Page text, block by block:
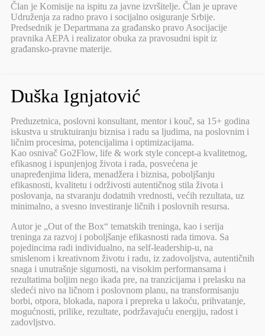
Član je Komisije na ispitu za javne izvršitelje. Član je uprave
Udruženja za radno pravo i socijalno osiguranje Srbije.
Predsednik je Departmana za građansko pravo Asocijacije
pravnika AEPA i realizator obuka za pravosudni ispit iz
građansko-pravne materije.
Duška Ignjatović
Preduzetnica, poslovni konsultant, mentor i kouč, sa 15+ godina
iskustva u struktuiranju biznisa i radu sa ljudima, na poslovnim i
ličnim procesima, potencijalima i optimizacijama.
Kao osnivač Go2Flow, life & work style concept-a kvalitetnog,
efikasnog i ispunjenjog života i rada, posvećena je
unapređenjima lidera, menadžera i biznisa, poboljšanju
efikasnosti, kvalitetu i održivosti autentičnog stila života i
poslovanja, na stvaranju dodatnih vrednosti, većih rezultata, uz
minimalno, a svesno investiranje ličnih i poslovnih resursa.
Autor je „Out of the Box“ tematskih treninga, kao i serija
treninga za razvoj i poboljšanje efikasnosti rada timova. Sa
pojedincima radi individualno, na self-leadership-u, na
smislenom i kreativnom životu i radu, iz zadovoljstva, autentičnih
snaga i unutrašnje sigurnosti, na visokim performansama i
rezultatima boljim nego ikada pre, na tranzicijama i prelasku na
sledeći nivo na ličnom i poslovnom planu, na transformisanju
borbi, otpora, blokada, napora i prepreka u lakoću, prihvatanje,
mogućnosti, prilike, rezultate, podržavajuću energiju, radost i
zadovljstvo.